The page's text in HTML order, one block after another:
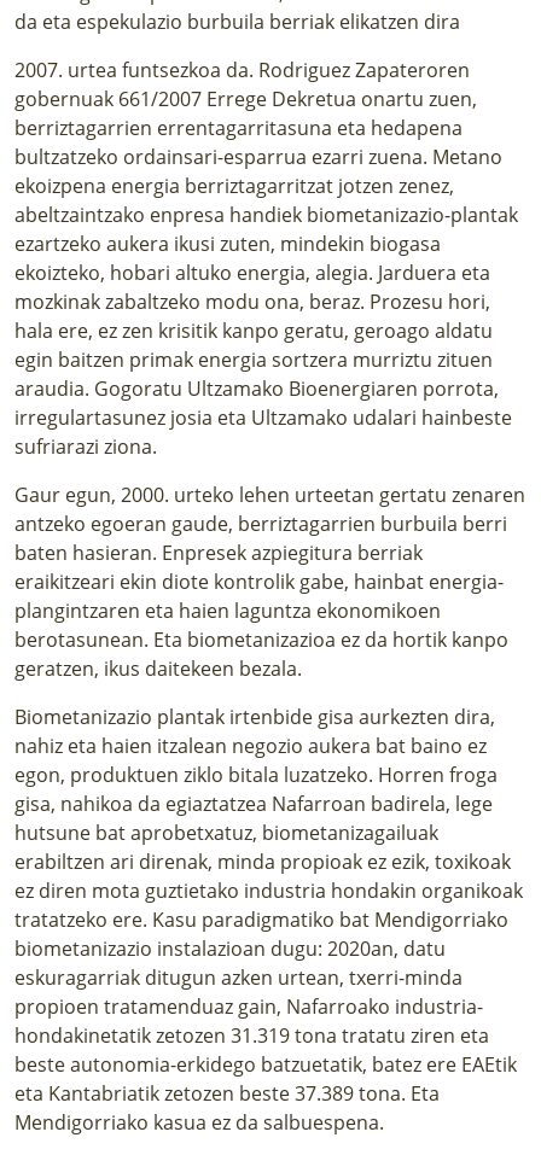
da eta espekulazio burbuila berriak elikatzen dira
2007. urtea funtsezkoa da. Rodriguez Zapateroren
gobernuak 661/2007 Errege Dekretua onartu zuen,
berriztagarrien errentagarritasuna eta hedapena
bultzatzeko ordainsari-esparrua ezarri zuena. Metano
ekoizpena energia berriztagarritzat jotzen zenez,
abeltzaintzako enpresa handiek biometanizazio-plantak
ezartzeko aukera ikusi zuten, mindekin biogasa
ekoizteko, hobari altuko energia, alegia. Jarduera eta
mozkinak zabaltzeko modu ona, beraz. Prozesu hori,
hala ere, ez zen krisitik kanpo geratu, geroago aldatu
egin baitzen primak energia sortzera murriztu zituen
araudia. Gogoratu Ultzamako Bioenergiaren porrota,
irregulartasunez josia eta Ultzamako udalari hainbeste
sufriarazi ziona.
Gaur egun, 2000. urteko lehen urteetan gertatu zenaren
antzeko egoeran gaude, berriztagarrien burbuila berri
baten hasieran. Enpresek azpiegitura berriak
eraikitzeari ekin diote kontrolik gabe, hainbat energia-
plangintzaren eta haien laguntza ekonomikoen
berotasunean. Eta biometanizazioa ez da hortik kanpo
geratzen, ikus daitekeen bezala.
Biometanizazio plantak irtenbide gisa aurkezten dira,
nahiz eta haien itzalean negozio aukera bat baino ez
egon, produktuen ziklo bitala luzatzeko. Horren froga
gisa, nahikoa da egiaztatzea Nafarroan badirela, lege
hutsune bat aprobetxatuz, biometanizagailuak
erabiltzen ari direnak, minda propioak ez ezik, toxikoak
ez diren mota guztietako industria hondakin organikoak
tratatzeko ere. Kasu paradigmatiko bat Mendigorriako
biometanizazio instalazioan dugu: 2020an, datu
eskuragarriak ditugun azken urtean, txerri-minda
propioen tratamenduaz gain, Nafarroako industria-
hondakinetatik zetozen 31.319 tona tratatu ziren eta
beste autonomia-erkidego batzuetatik, batez ere EAEtik
eta Kantabriatik zetozen beste 37.389 tona. Eta
Mendigorriako kasua ez da salbuespena.